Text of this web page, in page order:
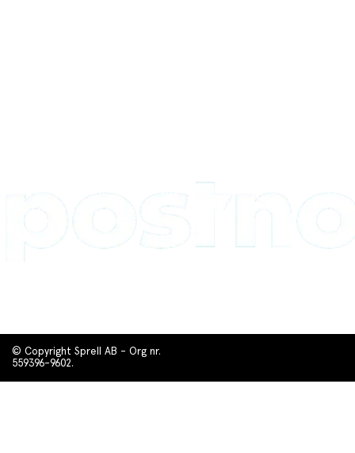
© Copyright Sprell AB - Org nr.
559396-9602.